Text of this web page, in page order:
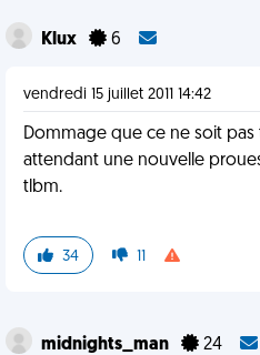
Klux 6
vendredi 15 juillet 2011 14:42
Dommage que ce ne soit pas
attendant une nouvelle
tlbm.
34 11
midnights_man 24